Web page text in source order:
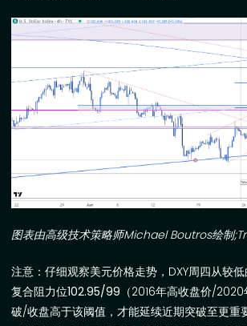
图表由高级技术策略师Michael Boutros绘制;
注意：仔细观察美元价格走势， DXY周四从较
复合阻力位102.95/99 （2016年高收盘价/2020
破/收盘高于该阈值，才能延续近期突破至更重